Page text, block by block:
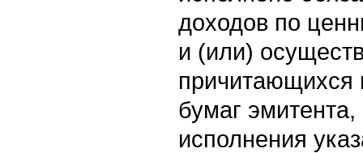
доходов по
и (или)
причитающихся
бумаг
исполнения